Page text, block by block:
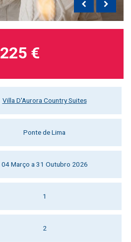
Villa D'Aurora Country Suites
Ponte de Lima
04 Março a 31 Outubro 2026
1
2
225 €